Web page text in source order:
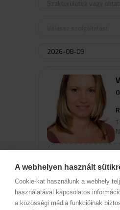
A webhelyen használt
Cookie-kat használunk a webhely
használatával kapcsolatos
a közösségi média funkcióinak
Az időpontok
válassz szakterületet
0